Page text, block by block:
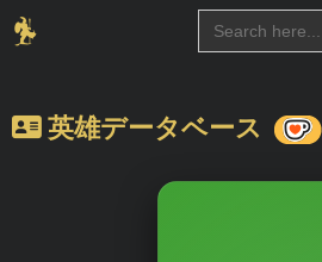
Search
for:
英雄データベース